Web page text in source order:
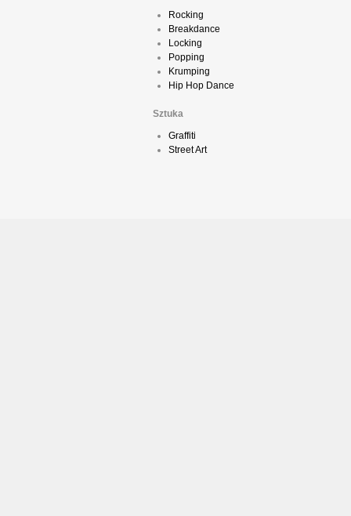
Rocking
Breakdance
Locking
Popping
Krumping
Hip Hop Dance
Sztuka
Graffiti
Street Art